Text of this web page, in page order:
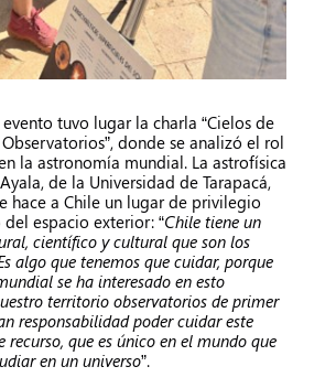
tuvo lugar la charla “Cielos de
donde se analizó el rol
la astronomía mundial. La astrofísica
de la Universidad de Tarapacá,
hace a Chile un lugar de privilegio
espacio exterior: “Chile tiene un
científico y cultural que son los
algo que tenemos que cuidar, porque
se ha interesado en esto
territorio observatorios de primer
responsabilidad poder cuidar este
recurso, que es único en el mundo que
en un universo”.